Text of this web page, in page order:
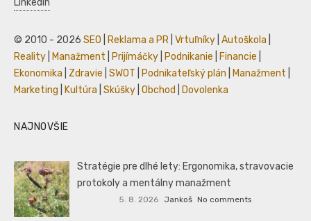
LinkedIn
© 2010 - 2026 SEO Reklama a PR Vrtuľníky Autoškola
Reality
Manažment Prijímáčky Podnikanie Financie
Ekonomika
Zdravie SWOT Podnikateľský plán Manažment
Marketing
Kultúra Skúšky Obchod Dovolenka
NAJNOVŠIE
Stratégie pre dlhé lety: Ergonomika, stravovacie
protokoly a mentálny manažment
5. 8. 2026 Jankoš No comments